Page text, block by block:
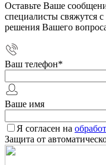
Оставьте Ваше
специалисты свяжутся
решения Вашего
Ваш телефон*
Ваше имя
Я согласен на
Защита от